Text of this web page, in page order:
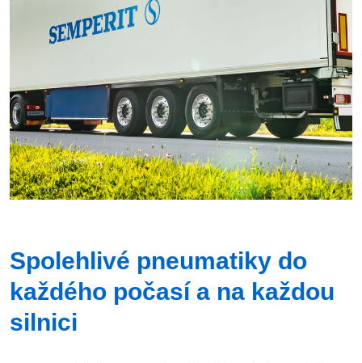
Spolehlivé pneumatiky do
každého počasí a na každou
silnici